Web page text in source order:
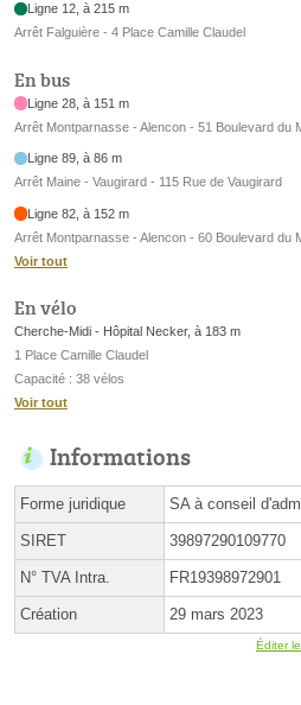
Ligne 12, à 215 m
Arrêt Falguière - 4 Place Camille Claudel
En bus
Ligne 28, à 151 m
Arrêt Montparnasse - Alencon - 51 Boulevard du
Ligne 89, à 86 m
Arrêt Maine - Vaugirard - 115 Rue de Vaugirard
Ligne 82, à 152 m
Arrêt Montparnasse - Alencon - 60 Boulevard du
Voir tout
En vélo
Cherche-Midi - Hôpital Necker, à 183 m
1 Place Camille Claudel
Capacité : 38 vélos
Voir tout
Informations
Forme juridique SA à conseil
SIRET 39897290109770
N° TVA Intra. FR19398972901
Création 29 mars 2023
Éditer